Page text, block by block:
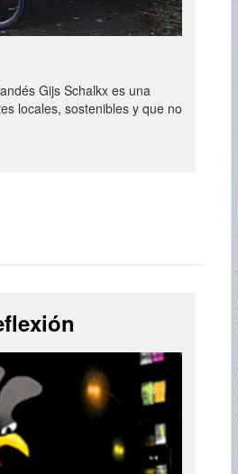
Gijs Schalkx es una
locales, sostenibles y que no